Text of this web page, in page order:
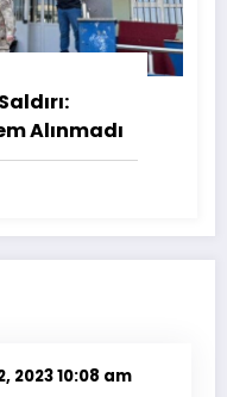
Alınmadı
2023 10:08 am